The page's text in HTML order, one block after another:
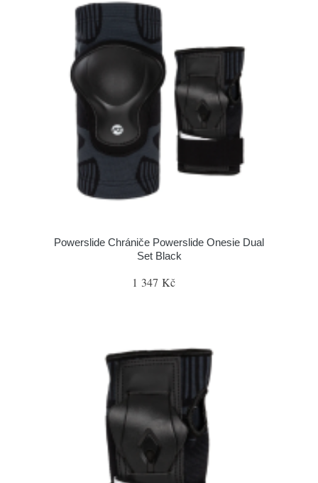
Powerslide Chrániče Powerslide Onesie Dual
Set Black
1 347 Kč